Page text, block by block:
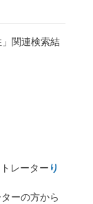
関連検索結
レーター り
ーの方から